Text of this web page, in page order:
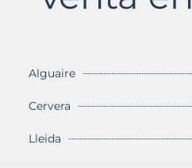
Alguaire
Cervera
Lleida